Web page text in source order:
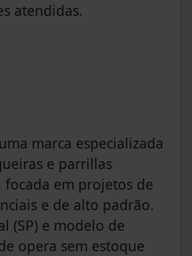
atendidas.
marca especializada
e parrillas
em projetos de
e de alto padrão.
(SP) e modelo de
opera sem estoque